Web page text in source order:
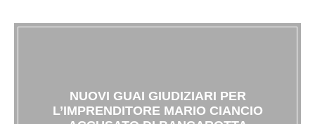
NUOVI GUAI GIUDIZIARI PER
L’IMPRENDITORE MARIO CIANCIO